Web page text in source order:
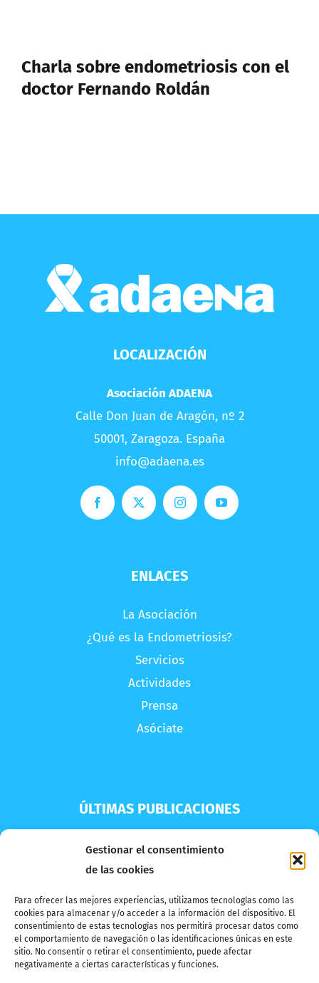
Gestionar el consentimiento
de las cookies
Para ofrecer las mejores experiencias, utilizamos tecnologías como las
cookies para almacenar y/o acceder a la información del dispositivo. El
consentimiento de estas tecnologías nos permitirá procesar datos como
el comportamiento de navegación o las identificaciones únicas en este
sitio. No consentir o retirar el consentimiento, puede afectar
negativamente a ciertas características y funciones.
Charla sobre endometriosis con el
doctor Fernando Roldán
LOCALIZACIÓN
Asociación ADAENA
Calle Don Juan de Aragón, nº 2
50001, Zaragoza. España
info@adaena.es
ENLACES
La Asociación
¿Qué es la Endometriosis?
Servicios
Actividades
Prensa
Asóciate
ÚLTIMAS PUBLICACIONES
VI JORNADA POR LA ENDOMETRIOSIS DE
ARAGÓN
Autocuidado a través de la creatividad: nuevo
taller
Taller de autoconciencia a través del